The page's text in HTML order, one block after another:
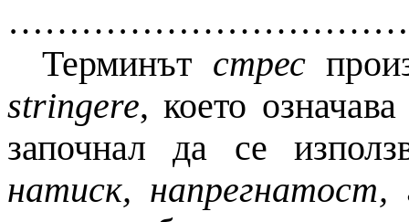
Терминът стрес
stringere, което
започнал да се
натиск, напрегнатост,